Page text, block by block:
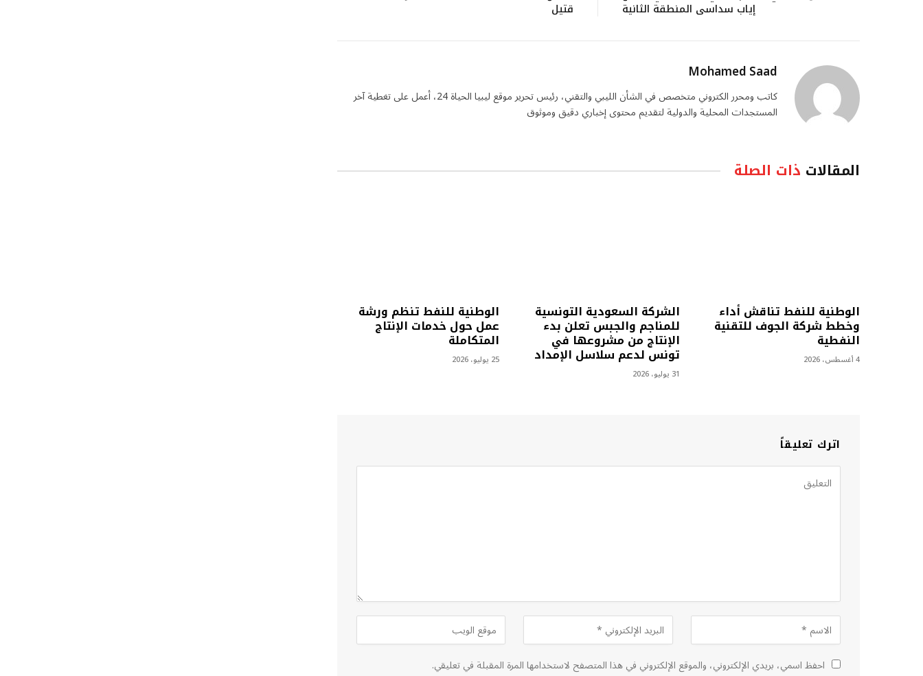
إياب سداسي المنطقة الثانية قتيل
Mohamed Saad
كاتب ومحرر الكتروني متخصص في الشأن الليبي والتقني، رئيس تحرير موقع ليبيا الحياة 24، أعمل على تغطية آخر
المستجدات المحلية والدولية لتقديم محتوى إخباري دقيق وموثوق
المقالات ذات الصلة
الوطنية للنفط تناقش أداء
وخطط شركة الجوف للتقنية
النفطية
4 أغسطس، 2026
الشركة السعودية التونسية
للمناجم والجبس تعلن بدء
الإنتاج من مشروعها في
تونس لدعم سلاسل الإمداد
31 يوليو، 2026
الوطنية للنفط تنظم ورشة
عمل حول خدمات الإنتاج
المتكاملة
25 يوليو، 2026
اترك تعليقاً
احفظ اسمي، بريدي الإلكتروني، والموقع الإلكتروني في هذا المتصفح لاستخدامها المرة المقبلة في تعليقي.